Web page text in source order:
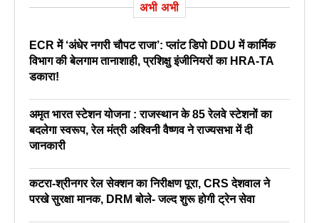
अभी अभी
ECR में ‘अंधेर नगरी चौपट राजा’: प्लांट डिपो DDU में कार्मिक
विभाग की बेलगाम तानाशाही, प्रशिक्षु इंजीनियरों का HRA-TA
डकारा!
अमृत भारत स्टेशन योजना : राजस्थान के 85 रेलवे स्टेशनों का
बदलेगा स्वरूप, रेल मंत्री अश्विनी वैष्णव ने राज्यसभा में दी
जानकारी
कटरा-श्रीनगर रेल सेक्शन का निरीक्षण पूरा, CRS देशवाल ने
परखे सुरक्षा मानक, DRM बोले- जल्द शुरू होगी ट्रेन सेवा